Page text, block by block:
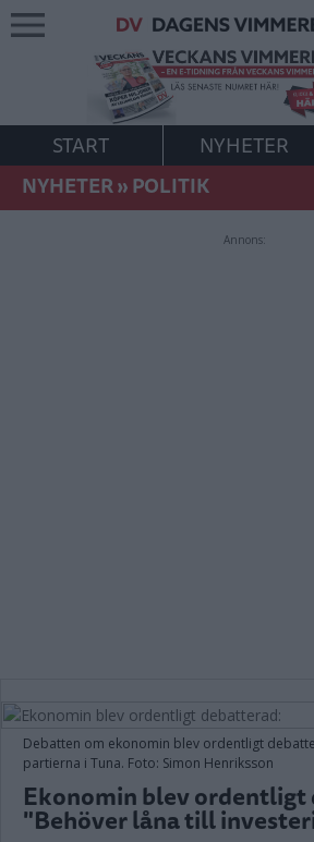
START NYHETER
NYHETER»POLITIK
Annons:
Debatten om ekonomin blev ordentligt
partierna i Tuna. Foto: Simon Henriksson
Ekonomin blev
"Behöver låna till